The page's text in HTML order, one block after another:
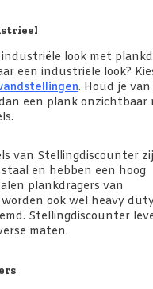
look met
een industriële look?
. Houd je
een plank onzichtbaar
van Stellingdiscounter
en hebben een hoog
plankdragers van
ook wel heavy
Stellingdiscounter
maten.